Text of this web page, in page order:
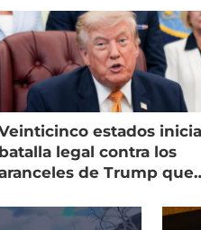
estados
batalla legal contra los
de Trump que